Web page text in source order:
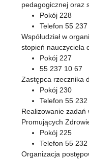
pedagogicznej oraz
Pokój 228
Telefon 55
Współudział w
stopień nauczyciela
Pokój 227
55 237 10 67
Zastępca rzecznika
Pokój 230
Telefon 55
Realizowanie zadań
Promujących
Pokój 225
Telefon 55
Organizacja